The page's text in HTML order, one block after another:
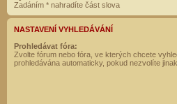
Zadáním * nahradíte část slova
NASTAVENÍ VYHLEDÁVÁNÍ
Prohledávat fóra:
Zvolte fórum nebo fóra, ve kterých chcete
prohledávána automaticky, pokud nezvolíte jinak.